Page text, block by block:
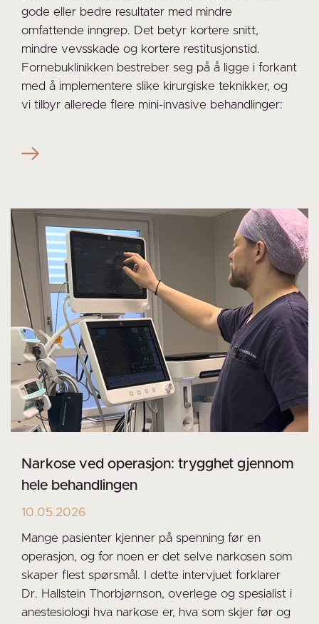
gode eller bedre resultater med mindre
omfattende inngrep. Det betyr kortere snitt,
mindre vevsskade og kortere restitusjonstid.
Fornebuklinikken bestreber seg på å ligge i forkant
med å implementere slike kirurgiske teknikker, og
vi tilbyr allerede flere mini-invasive behandlinger:
Narkose ved operasjon: trygghet gjennom
hele behandlingen
10.05.2026
Mange pasienter kjenner på spenning før en
operasjon, og for noen er det selve narkosen som
skaper flest spørsmål. I dette intervjuet forklarer
Dr. Hallstein Thorbjørnson, overlege og spesialist i
anestesiologi hva narkose er, hva som skjer før og